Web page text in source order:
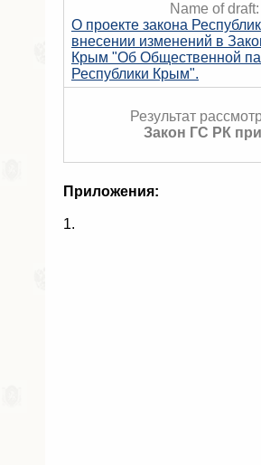
Name of draft:
О проекте закона
внесении изменений в
Крым "Об Общественной
Республики Крым".
Результат
Закон ГС РК
Приложения:
1.